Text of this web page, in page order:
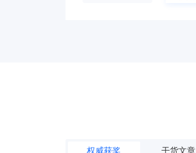
权威获奖 干货文章